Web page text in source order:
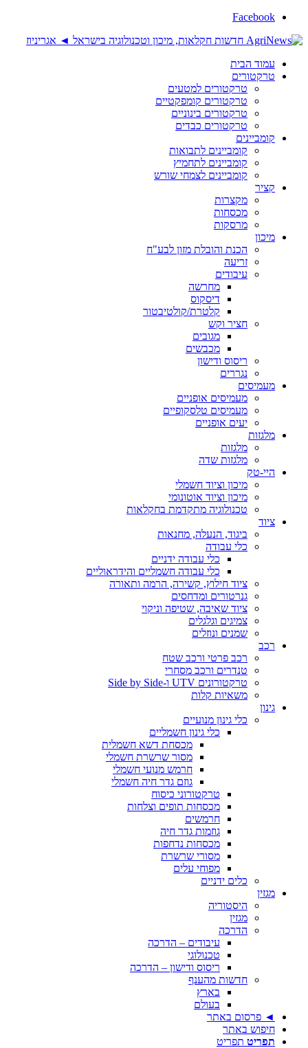
Facebook
עמוד הבית
טרקטורים
טרקטורים למטעים
טרקטורים קומפקטיים
טרקטורים בינוניים
טרקטורים כבדים
קומביינים
קומביינים לתבואות
קומביינים לתחמיץ
קומביינים לצמחי שורש
קציר
מקצרות
מכסחות
מרסקות
מיכון
הכנת והובלת מזון לבע"ח
זריעה
עיבודים
מחרשה
דיסקוס
קלטרת/קולטיבטור
חציר וקש
מגובים
מכבשים
ריסוס ודישון
נגררים
מעמיסים
מעמיסים אופניים
מעמיסים טלסקופיים
יעים אופניים
מלגזות
מלגזות
מלגזות שדה
היי-טק
מיכון וציוד חשמלי
מיכון וציוד אוטונומי
טכנולוגיה מתקדמת בחקלאות
ציוד
ביגוד, הנעלה, מחנאות
כלי עבודה
כלי עבודה ידניים
כלי עבודה חשמליים והידראוליים
ציוד חילוץ, קשירה, הרמה ותאורה
גנרטורים ומדחסים
ציוד שאיבה, שטיפה וניקוי
צמיגים וגלגלים
שמנים ונוזלים
רכב
רכב פרטי ורכב שטח
טנדרים ורכב מסחרי
טרקטורונים UTV ו-Side by Side
משאיות קלות
גינון
כלי גינון מנועיים
כלי גינון חשמליים
מכסחת דשא חשמלית
מסור שרשרת חשמלי
חרמש מנועי חשמלי
גוזם גדר חיה חשמלי
טרקטורוני כיסוח
מכסחות תופים וצלחות
חרמשים
גוזמות גדר חיה
מכסחות נדחפות
מסורי שרשרת
מפוחי עלים
כלים ידניים
מגזין
היסטוריה
מגזין
הדרכה
עיבודים – הדרכה
טכנולוגי
ריסוס ודישון – הדרכה
חדשות מהענף
בארץ
בעולם
◄ פרסום באתר
חיפוש באתר
תפריט תפריט